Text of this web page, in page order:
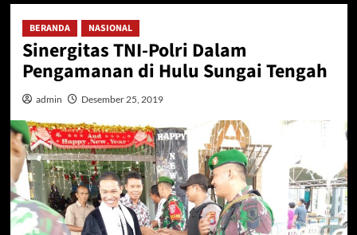
BERANDA NASIONAL
Sinergitas TNI-Polri Dalam
Pengamanan di Hulu Sungai Tengah
admin Desember 25, 2019